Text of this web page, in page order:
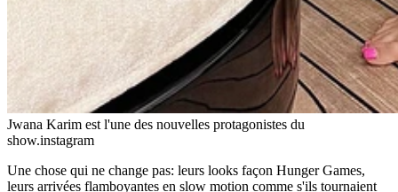
Jwana Karim est l'une des nouvelles protagonistes du
show.instagram
Une chose qui ne change pas: leurs looks façon Hunger Games,
leurs arrivées flamboyantes en slow motion comme s'ils tournaient